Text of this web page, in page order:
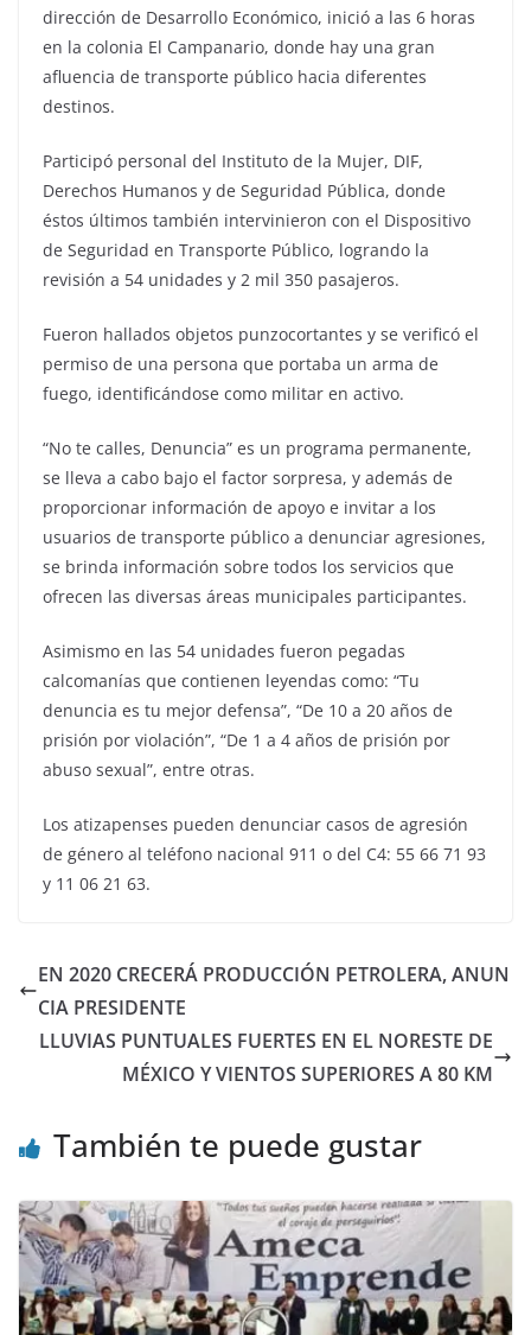
dirección de Desarrollo Económico, inició a las 6 horas
en la colonia El Campanario, donde hay una gran
afluencia de transporte público hacia diferentes
destinos.
Participó personal del Instituto de la Mujer, DIF,
Derechos Humanos y de Seguridad Pública, donde
éstos últimos también intervinieron con el Dispositivo
de Seguridad en Transporte Público, logrando la
revisión a 54 unidades y 2 mil 350 pasajeros.
Fueron hallados objetos punzocortantes y se verificó el
permiso de una persona que portaba un arma de
fuego, identificándose como militar en activo.
“No te calles, Denuncia” es un programa permanente,
se lleva a cabo bajo el factor sorpresa, y además de
proporcionar información de apoyo e invitar a los
usuarios de transporte público a denunciar agresiones,
se brinda información sobre todos los servicios que
ofrecen las diversas áreas municipales participantes.
Asimismo en las 54 unidades fueron pegadas
calcomanías que contienen leyendas como: “Tu
denuncia es tu mejor defensa”, “De 10 a 20 años de
prisión por violación”, “De 1 a 4 años de prisión por
abuso sexual”, entre otras.
Los atizapenses pueden denunciar casos de agresión
de género al teléfono nacional 911 o del C4: 55 66 71 93
y 11 06 21 63.
EN 2020 CRECERÁ PRODUCCIÓN PETROLERA, ANUN
CIA PRESIDENTE
LLUVIAS PUNTUALES FUERTES EN EL NORESTE DE
MÉXICO Y VIENTOS SUPERIORES A 80 KM
También te puede gustar